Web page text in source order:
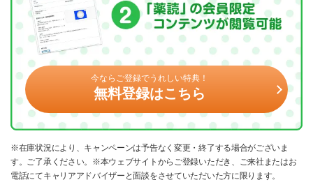
今ならご登録でうれしい特典！
無料登録はこちら
※在庫状況により、キャンペーンは予告なく変更・終了する場合がございま
す。ご了承ください。※本ウェブサイトからご登録いただき、ご来社またはお
電話にてキャリアアドバイザーと面談をさせていただいた方に限ります。